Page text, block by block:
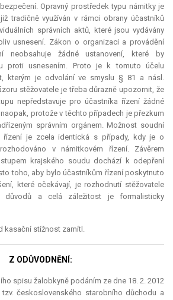
Opravný prostředek typu námitky je
tradičně využíván v rámci obrany účastníků
správních aktů, které jsou vydávány
usnesení. Zákon o organizaci a provádění
neobsahuje žádné ustanovení, které by
proti usnesením. Proto je k tomuto účelu
kterým je odvolání ve smyslu § 81 a násl.
stěžovatele je třeba důrazně upozornit, že
nepředstavuje pro účastníka řízení žádné
protože v těchto případech je přezkum
správním orgánem. Možnost soudní
řízení je zcela identická s případy, kdy je o
v námitkovém řízení. Závěrem
krajského soudu dochází k odepření
toho, aby bylo účastníkům řízení poskytnuto
které očekávají, je rozhodnutí stěžovatele
důvodů a celá záležitost je formalisticky
kasační stížnost zamítl.
Z ODŮVODNĚNÍ:
spisu žalobkyně podáním ze dne 18. 2. 2012
československého starobního důchodu a